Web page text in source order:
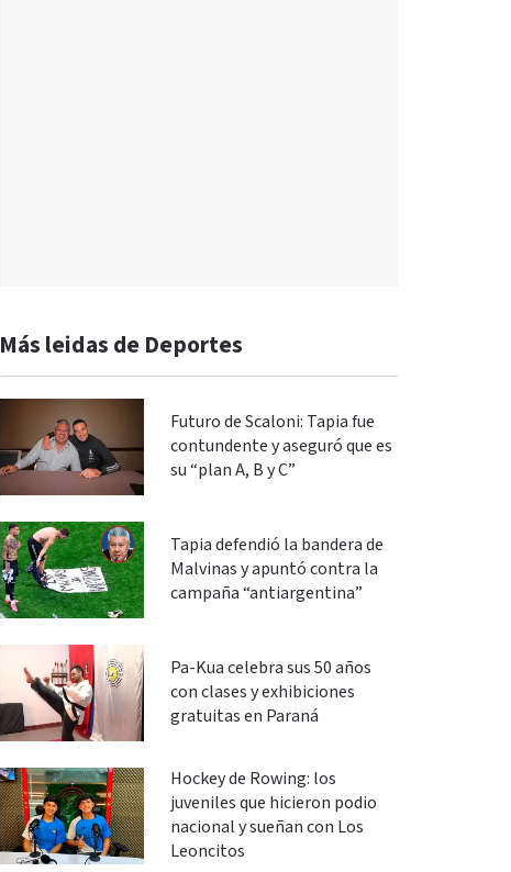
Más leidas de Deportes
Futuro de Scaloni: Tapia fue
contundente y aseguró que es
su “plan A, B y C”
Tapia defendió la bandera de
Malvinas y apuntó contra la
campaña “antiargentina”
Pa-Kua celebra sus 50 años
con clases y exhibiciones
gratuitas en Paraná
Hockey de Rowing: los
juveniles que hicieron podio
nacional y sueñan con Los
Leoncitos